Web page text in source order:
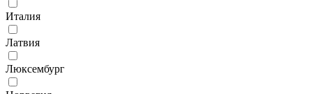
Италия
Латвия
Люксембург